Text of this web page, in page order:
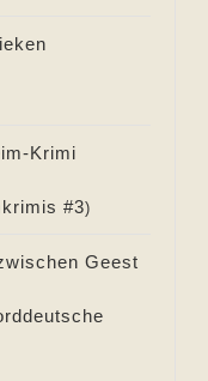
Krimi
#3)
Geest